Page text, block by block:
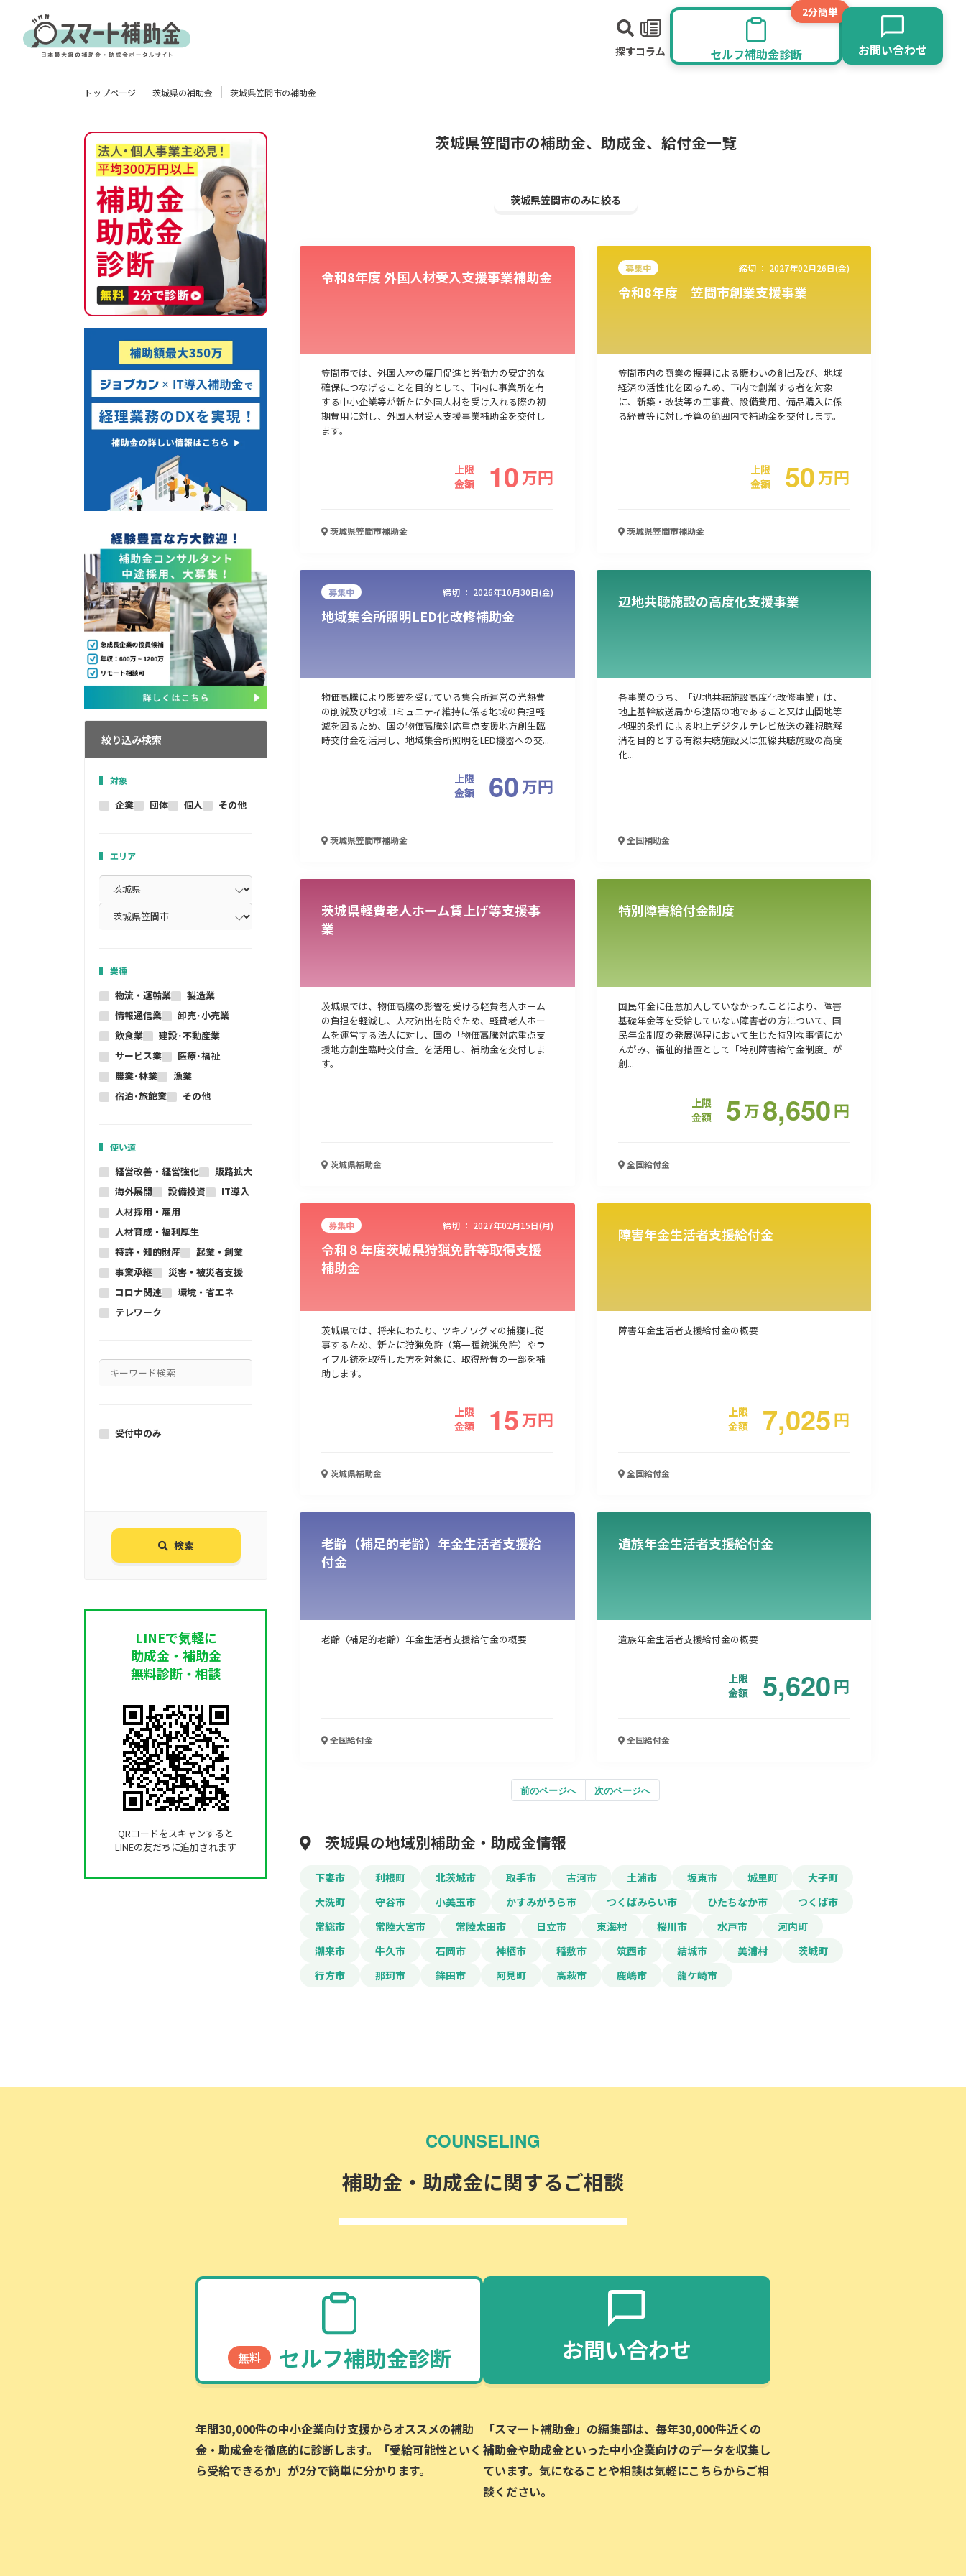
探すコラム
2分簡単
セルフ補助金診断 お問い合わせ
製造業 情報通信業 卸売･小売業 宿泊･旅館業 その他
販路拡大 海外展開
トップページ 茨城県の補助金 茨城県笠間市の補助金
絞り込み検索
対象
企業 団体 個人 その他
エリア
業種
物流・運輸業
製造業
情報通信業
卸売･小売業
飲食業
建設･不動産業
サービス業
医療･福祉
農業･林業
漁業
宿泊･旅館業
その他
使い道
経営改善・経営強化
販路拡大
海外展開
設備投資
IT導入
人材採用・雇用
人材育成・福利厚生
特許・知的財産
起業・創業
事業承継
災害・被災者支援
コロナ関連
環境・省エネ
テレワーク
受付中のみ
検索
LINEで気軽に
助成金・補助金
無料診断・相談
QRコードをスキャンすると
LINEの友だちに追加されます
茨城県笠間市の補助金、助成金、給付金一覧
茨城県笠間市のみに絞る
令和8年度 外国人材受入支援事業補助金
笠間市では、外国人材の雇用促進と労働力の安定的な
確保につなげることを目的として、市内に事業所を有
する中小企業等が新たに外国人材を受け入れる際の初
期費用に対し、外国人材受入支援事業補助金を交付し
ます。
上限
金額
10万円
茨城県笠間市補助金
募集中 締切 ： 2027年02月26日(金)
令和8年度 笠間市創業支援事業
笠間市内の商業の振興による賑わいの創出及び、地域
経済の活性化を図るため、市内で創業する者を対象
に、新築・改装等の工事費、設備費用、備品購入に係
る経費等に対し予算の範囲内で補助金を交付します。
上限
金額
50万円
茨城県笠間市補助金
募集中 締切 ： 2026年10月30日(金)
地域集会所照明LED化改修補助金
物価高騰により影響を受けている集会所運営の光熱費
の削減及び地域コミュニティ維持に係る地域の負担軽
減を図るため、国の物価高騰対応重点支援地方創生臨
時交付金を活用し、地域集会所照明をLED機器への交...
上限
金額
60万円
茨城県笠間市補助金
辺地共聴施設の高度化支援事業
各事業のうち、「辺地共聴施設高度化改修事業」は、
地上基幹放送局から遠隔の地であること又は山間地等
地理的条件による地上デジタルテレビ放送の難視聴解
消を目的とする有線共聴施設又は無線共聴施設の高度
化...
全国補助金
茨城県軽費老人ホーム賃上げ等支援事
業
茨城県では、物価高騰の影響を受ける軽費老人ホーム
の負担を軽減し、人材流出を防ぐため、軽費老人ホー
ムを運営する法人に対し、国の「物価高騰対応重点支
援地方創生臨時交付金」を活用し、補助金を交付しま
す。
茨城県補助金
特別障害給付金制度
国民年金に任意加入していなかったことにより、障害
基礎年金等を受給していない障害者の方について、国
民年金制度の発展過程において生じた特別な事情にか
んがみ、福祉的措置として「特別障害給付金制度」が
創...
上限
金額
5万8,650円
全国給付金
募集中 締切 ： 2027年02月15日(月)
令和８年度茨城県狩猟免許等取得支援
補助金
茨城県では、将来にわたり、ツキノワグマの捕獲に従
事するため、新たに狩猟免許（第一種銃猟免許）やラ
イフル銃を取得した方を対象に、取得経費の一部を補
助します。
上限
金額
15万円
茨城県補助金
障害年金生活者支援給付金
障害年金生活者支援給付金の概要
上限
金額
7,025円
全国給付金
老齢（補足的老齢）年金生活者支援給
付金
老齢（補足的老齢）年金生活者支援給付金の概要
全国給付金
遺族年金生活者支援給付金
遺族年金生活者支援給付金の概要
上限
金額
5,620円
全国給付金
前のページへ 次のページへ
茨城県の地域別補助金・助成金情報
下妻市 利根町 北茨城市 取手市 古河市 土浦市 坂東市 城里町
大子町
大洗町
守谷市 小美玉市 かすみがうら市 つくばみらい市 ひたちなか市
つくば市
常総市
常陸大宮市 常陸太田市 日立市 東海村 桜川市 水戸市
河内町
潮来市
牛久市 石岡市 神栖市 稲敷市 筑西市 結城市 美浦村
茨城町
行方市
那珂市 鉾田市 阿見町 高萩市 鹿嶋市 龍ケ崎市
COUNSELING
補助金・助成金に関するご相談
無料 セルフ補助金診断
年間30,000件の中小企業向け支援からオススメの補助
金・助成金を徹底的に診断します。「受給可能性といく
ら受給できるか」が2分で簡単に分かります。
お問い合わせ
「スマート補助金」の編集部は、毎年30,000件近くの
補助金や助成金といった中小企業向けのデータを収集し
ています。気になることや相談は気軽にこちらからご相
談ください。